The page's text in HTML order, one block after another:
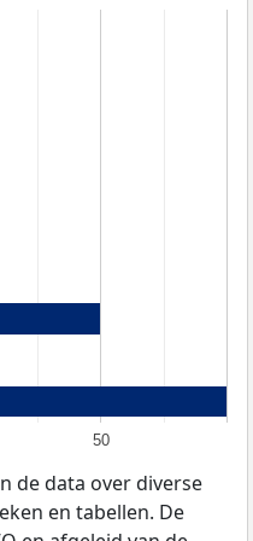
50
de data over diverse
en tabellen. De